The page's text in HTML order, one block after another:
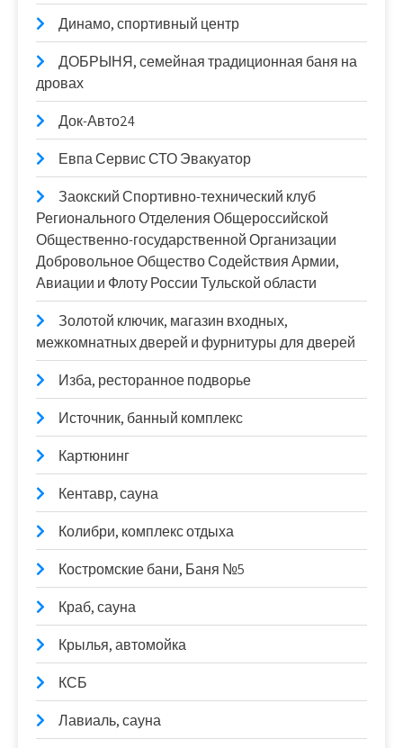
Динамо, спортивный центр
ДОБРЫНЯ, семейная традиционная баня на
дровах
Док-Авто24
Евпа Сервис СТО Эвакуатор
Заокский Спортивно-технический клуб
Регионального Отделения Общероссийской
Общественно-государственной Организации
Добровольное Общество Содействия Армии,
Авиации и Флоту России Тульской области
Золотой ключик, магазин входных,
межкомнатных дверей и фурнитуры для дверей
Изба, ресторанное подворье
Источник, банный комплекс
Картюнинг
Кентавр, сауна
Колибри, комплекс отдыха
Костромские бани, Баня №5
Краб, сауна
Крылья, автомойка
КСБ
Лавиаль, сауна